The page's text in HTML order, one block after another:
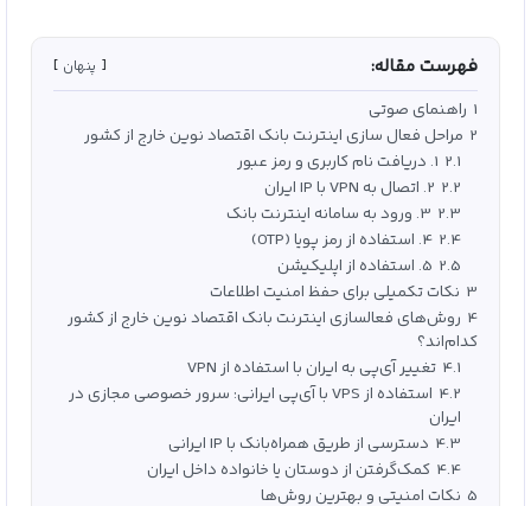
فهرست مقاله: پنهان
1 راهنمای صوتی
2 مراحل فعال‌ سازی اینترنت بانک اقتصاد نوین خارج از کشور
2.1 1. دریافت نام کاربری و رمز عبور
2.2 2. اتصال به VPN با IP ایران
2.3 3. ورود به سامانه اینترنت بانک
2.4 4. استفاده از رمز پویا (OTP)
2.5 5. استفاده از اپلیکیشن
3 نکات تکمیلی برای حفظ امنیت اطلاعات
4 روش‌های فعالسازی اینترنت بانک اقتصاد نوین خارج از کشور
کدام‌اند؟
4.1 تغییر آی‌پی به ایران با استفاده از VPN
4.2
استفاده از VPS با آی‌پی ایرانی: سرور خصوصی مجازی در
ایران
4.3 دسترسی از طریق همراه‌بانک با IP ایرانی
4.4 کمک‌گرفتن از دوستان یا خانواده داخل ایران
5 نکات امنیتی و بهترین روش‌ها